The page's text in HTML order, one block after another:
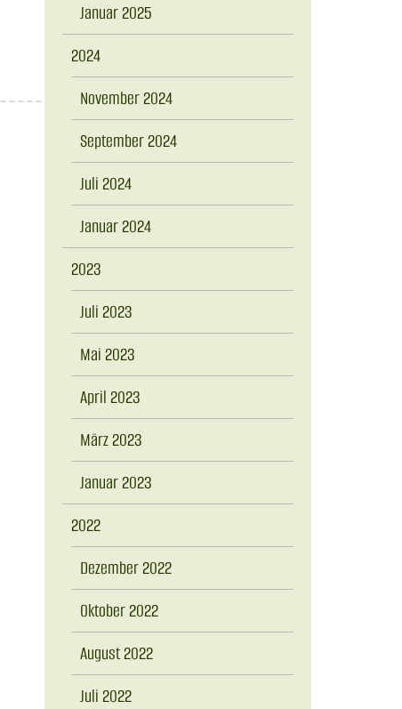
Januar 2025
2024
November 2024
September 2024
Juli 2024
Januar 2024
2023
Juli 2023
Mai 2023
April 2023
März 2023
Januar 2023
2022
Dezember 2022
Oktober 2022
August 2022
Juli 2022